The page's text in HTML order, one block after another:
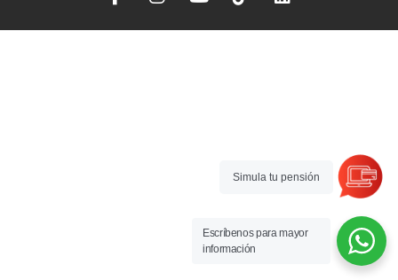
Simula tu pensión
Escríbenos para mayor
información